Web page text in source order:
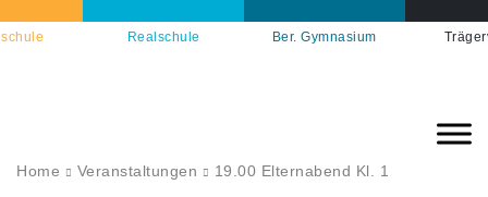
Realschule Ber. Gymnasium
Home Veranstaltungen 19.00 Elternabend Kl. 1